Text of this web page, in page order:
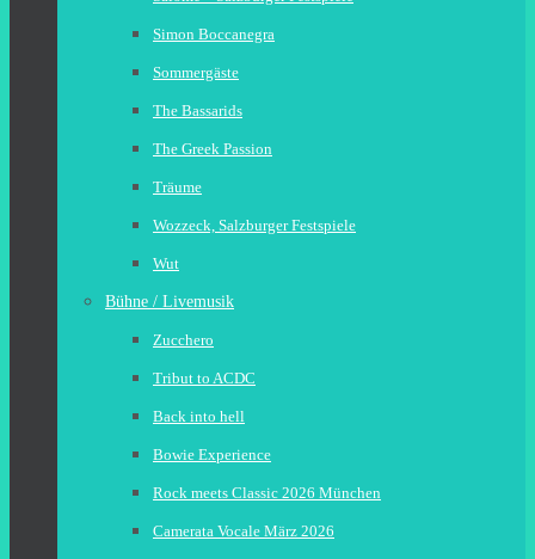
Simon Boccanegra
Sommergäste
The Bassarids
The Greek Passion
Träume
Wozzeck, Salzburger Festspiele
Wut
Bühne / Livemusik
Zucchero
Tribut to ACDC
Back into hell
Bowie Experience
Rock meets Classic 2026 München
Camerata Vocale März 2026